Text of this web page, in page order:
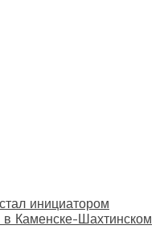
инициатором
в Каменске-Шахтинском